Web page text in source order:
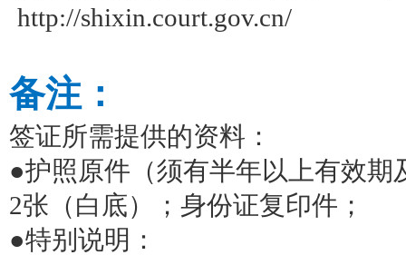
http://shixin.court.gov.cn/
备注：
签证所需提供的资料：
●护照原件（须有半年以上有效
2张（白底）；身份证复印件；
●特别说明：